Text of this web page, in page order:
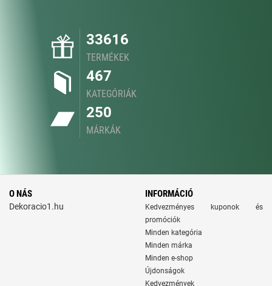
33616
TERMÉKEK
467
KATEGÓRIÁK
250
MÁRKÁK
O NÁS
Dekoracio1.hu
INFORMÁCIÓ
Kedvezményes kuponok és
promóciók
Minden kategória
Minden márka
Minden e-shop
Újdonságok
Kedvezmények